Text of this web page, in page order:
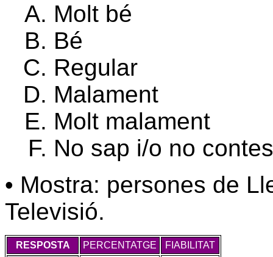
Molt bé
Bé
Regular
Malament
Molt malament
No sap i/o no
• Mostra: persones de
Televisió.
RESPOSTA PERCENTATGE
FIABILITAT